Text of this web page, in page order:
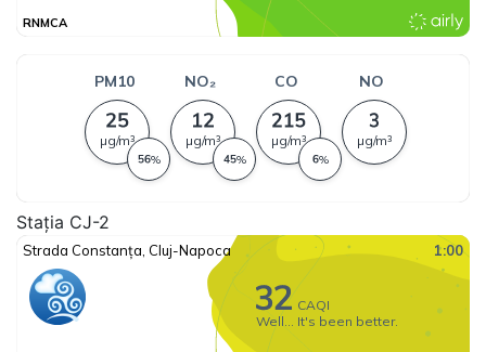
Stația CJ-2